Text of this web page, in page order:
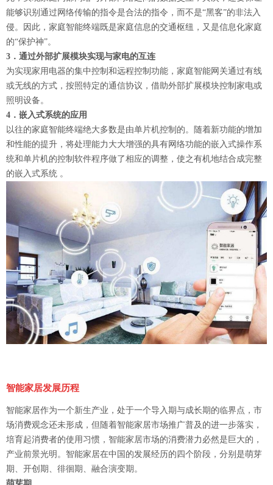
能够识别通过网络传输的指令是合法的指令，而不是“黑客”的非法入
侵。因此，家庭智能终端既是家庭信息的交通枢纽，又是信息化家庭
的“保护神”。
3．通过外部扩展模块实现与家电的互连
为实现家用电器的集中控制和远程控制功能，家庭智能网关通过有线
或无线的方式，按照特定的通信协议，借助外部扩展模块控制家电或
照明设备。
4．嵌入式系统的应用
以往的家庭智能终端绝大多数是由单片机控制的。随着新功能的增加
和性能的提升，将处理能力大大增强的具有网络功能的嵌入式操作系
统和单片机的控制软件程序做了相应的调整，使之有机地结合成完整
的嵌入式系统 。
智能家居发展历程
智能家居作为一个新生产业，处于一个导入期与成长期的临界点，市
场消费观念还未形成，但随着智能家居市场推广普及的进一步落实，
培育起消费者的使用习惯，智能家居市场的消费潜力必然是巨大的，
产业前景光明。智能家居在中国的发展经历的四个阶段，分别是萌芽
期、开创期、徘徊期、融合演变期。